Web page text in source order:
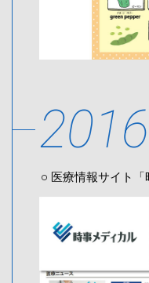
2016
医療情報サイト「